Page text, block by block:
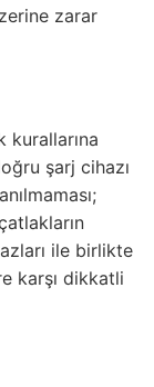
zarar
şarj cihazı
ile birlikte
karşı dikkatli